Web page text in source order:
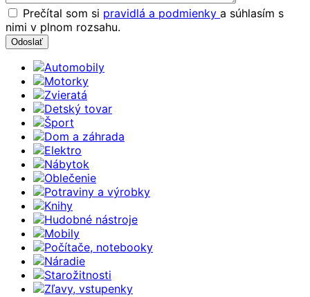
Prečítal som si pravidlá a podmienky a súhlasím s
nimi v plnom rozsahu.
Automobily
Motorky
Zvieratá
Detský tovar
Šport
Dom a záhrada
Elektro
Nábytok
Oblečenie
Potraviny a výrobky
Knihy
Hudobné nástroje
Mobily
Počítače, notebooky
Náradie
Starožitnosti
Zľavy, vstupenky